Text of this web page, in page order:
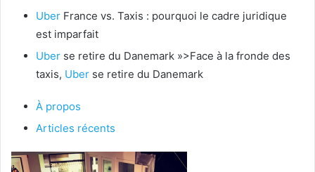
Uber France vs. Taxis : pourquoi le cadre juridique
est imparfait
Uber se retire du Danemark »>Face à la fronde des
taxis, Uber se retire du Danemark
À propos
Articles récents